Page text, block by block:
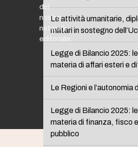
Le attività umanitarie,
militari in sostegno
Legge di Bilancio 2025:
materia di affari esteri e
Le Regioni e l’autonomia
Legge di Bilancio 2025:
materia di finanza, fisco
pubblico
del
nostro
network
editoriale: